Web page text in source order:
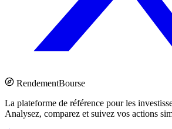
RendementBourse
La plateforme de référence pour les
Analysez, comparez et suivez vos actions